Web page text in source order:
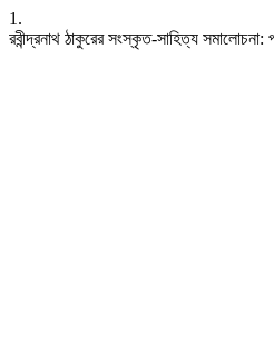
1.
রবীন্দ্রনাথ ঠাকুরের সংস্কৃত-সাহিত্য